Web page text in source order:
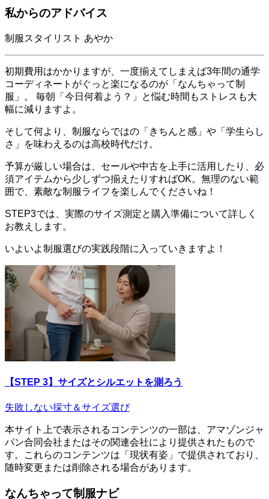
私からのアドバイス
制服スタイリスト あやか
初期費用はかかりますが、一度揃えてしまえば3年間の通学
コーディネートがぐっと楽になるのが「なんちゃって制
服」。 毎朝「今日何着よう？」と悩む時間もストレスも大
幅に減りますよ。
そして何より、制服ならではの「きちんと感」や「学生らし
さ」を味わえるのは高校時代だけ。
予算が厳しい場合は、セールや中古を上手に活用したり、必
須アイテムから少しずつ揃えたりすればOK。無理のない範
囲で、素敵な制服ライフを楽しんでくださいね！
STEP3では、実際のサイズ測定と購入準備について詳しく
お教えします。
いよいよ制服選びの実践段階に入っていきますよ！
【STEP 3】サイズとシルエットを測ろう
失敗しない採寸＆サイズ選び
本サイト上で表示されるコンテンツの一部は、アマゾンジャ
パン合同会社またはその関連会社により提供されたもので
す。これらのコンテンツは「現状有姿」で提供されており、
随時変更または削除される場合があります。
なんちゃって制服ナビ